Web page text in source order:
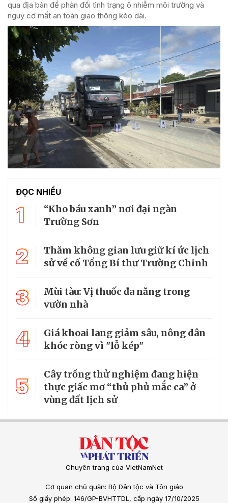
qua địa bàn để phản đối tình trạng ô nhiễm môi trường và
nguy cơ mất an toàn giao thông kéo dài.
ĐỌC NHIỀU
1
“Kho báu xanh” nơi đại ngàn
Trường Sơn
2
Thăm không gian lưu giữ kí ức lịch
sử về cố Tổng Bí thư Trường Chinh
3
Mùi tàu: Vị thuốc đa năng trong
vườn nhà
4
Giá khoai lang giảm sâu, nông dân
khóc ròng vì "lỗ kép"
5
Cây trồng thử nghiệm đang hiện
thực giấc mơ “thủ phủ mắc ca” ở
vùng đất lịch sử
Chuyên trang của VietNamNet
Cơ quan chủ quản: Bộ Dân tộc và Tôn giáo
Số giấy phép: 146/GP-BVHTTDL, cấp ngày 17/10/2025